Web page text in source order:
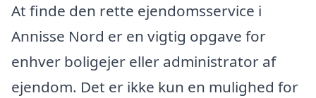
At finde den rette ejendomsservice i
Annisse Nord er en vigtig opgave for
enhver boligejer eller administrator af
ejendom. Det er ikke kun en mulighed for